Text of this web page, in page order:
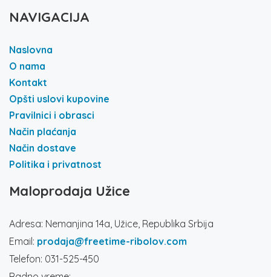
NAVIGACIJA
Naslovna
O nama
Kontakt
Opšti uslovi kupovine
Pravilnici i obrasci
Način plaćanja
Način dostave
Politika i privatnost
Maloprodaja Užice
Adresa: Nemanjina 14a, Užice, Republika Srbija
Email: prodaja@freetime-ribolov.com
Telefon: 031-525-450